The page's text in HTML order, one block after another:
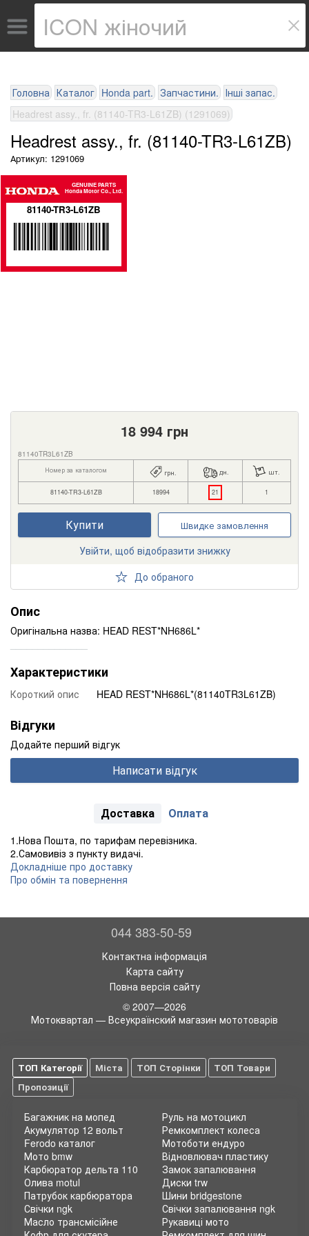
Головна Каталог Honda part. Запчастини. Інші запас.
Headrest assy., fr. (81140-TR3-L61ZB) (1291069)
Headrest assy., fr. (81140-TR3-L61ZB)
Артикул: 1291069
GENUINE PARTS
Honda Motor Co., Ltd.
81140-TR3-L61ZB
18 994 грн
81140TR3L61ZB
Номер за каталогом грн. дн. шт.
81140-TR3-L61ZB 18994 21 1
Купити Швидке замовлення
Увійти, щоб відобразити знижку
До обраного
Опис
Оригінальна назва: HEAD REST*NH686L*
Характеристики
Короткий опис HEAD REST*NH686L*(81140TR3L61ZB)
Відгуки
Додайте перший відгук
Написати відгук
Доставка Оплата
1.Нова Пошта, по тарифам перевізника.
2.Самовивіз з пункту видачі.
Докладніше про доставку
Про обмін та повернення
044 383-50-59
Контактна інформація
Карта сайту
Повна версія сайту
© 2007—2026
Мотоквартал — Всеукраїнский магазин мототоварів
ТОП Категорії Міста ТОП Сторінки
ТОП Товари
Пропозиції
Багажник на мопед
Акумулятор 12 вольт
Ferodo каталог
Мото bmw
Карбюратор дельта 110
Олива motul
Патрубок карбюратора
Свічки ngk
Руль на мотоцикл
Ремкомплект колеса
Мотоботи ендуро
Відновлювач пластику
Замок запалювання
Диски trw
Шини bridgestone
Свічки запалювання ngk
Масло трансмісійне
Рукавиці мото